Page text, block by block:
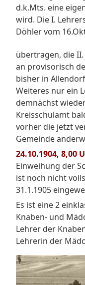
d.k.Mts. eine
wird. Die I.
Döhler vom
übertragen, die
an provisorisch
bisher in
Weiteres nur ein
demnächst
Kreisschulamt
vorher die jetzt
Gemeinde
24.10.1904, 8,00
Einweihung der
ist noch nicht
31.1.1905
Es ist eine 2
Knaben- und
Lehrer der
Lehrerin der